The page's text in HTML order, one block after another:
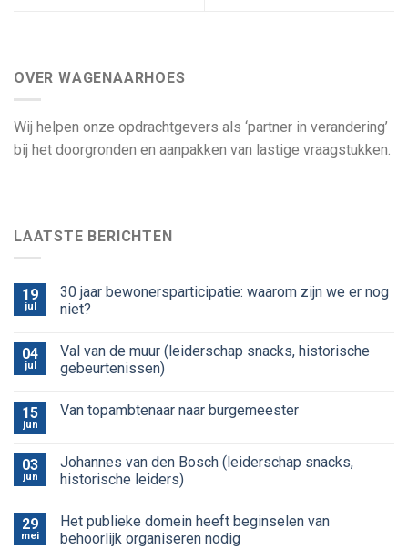
OVER WAGENAARHOES
Wij helpen onze opdrachtgevers als ‘partner in verandering’
bij het doorgronden en aanpakken van lastige vraagstukken.
LAATSTE BERICHTEN
19
jul
30 jaar bewonersparticipatie: waarom zijn we er nog
niet?
04
jul
Val van de muur (leiderschap snacks, historische
gebeurtenissen)
15
jun
Van topambtenaar naar burgemeester
03
jun
Johannes van den Bosch (leiderschap snacks,
historische leiders)
29
mei
Het publieke domein heeft beginselen van
behoorlijk organiseren nodig